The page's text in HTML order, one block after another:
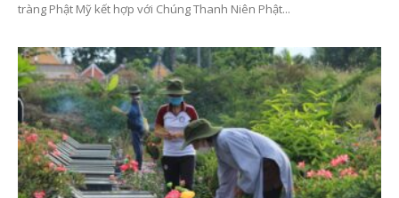
tràng Phật Mỹ kết hợp với Chúng Thanh Niên Phật...